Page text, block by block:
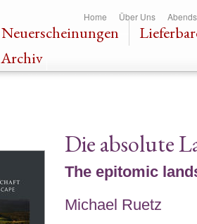
Home Über Uns
Neuerscheinungen
Archiv
Die absolute
The epitomic
Michael Ruetz